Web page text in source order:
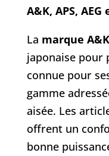
A&K, APS,
La marque A&K
japonaise pour
connue pour
gamme
aisée. Les
offrent un
bonne